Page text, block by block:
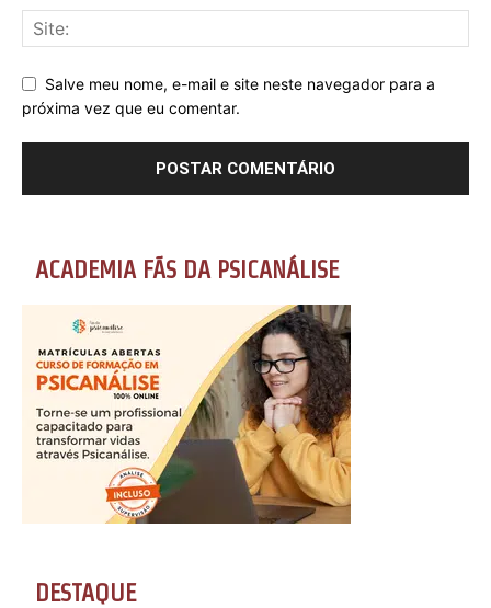
Salve meu nome, e-mail e site neste navegador para a
próxima vez que eu comentar.
ACADEMIA FÃS DA PSICANÁLISE
DESTAQUE